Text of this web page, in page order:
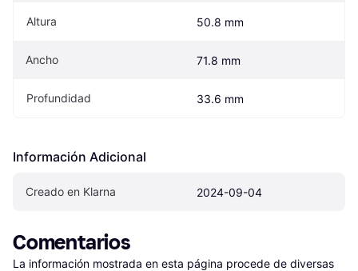
Altura 50.8 mm
Ancho 71.8 mm
Profundidad 33.6 mm
Información Adicional
Creado en Klarna 2024-09-04
Comentarios
La información mostrada en esta página procede de diversas